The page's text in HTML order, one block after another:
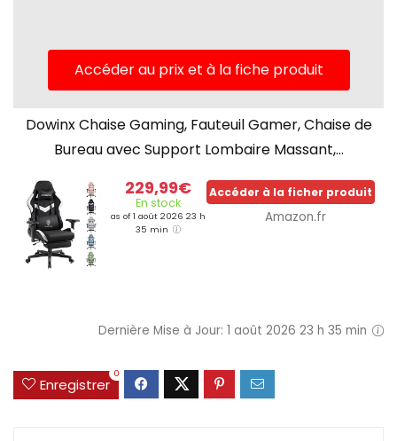
Accéder au prix et à la fiche produit
Dowinx Chaise Gaming, Fauteuil Gamer, Chaise de
Bureau avec Support Lombaire Massant,...
229,99€
En stock
as of 1 août 2026 23 h
35 min
Accéder à la ficher produit
Amazon.fr
Dernière Mise à Jour: 1 août 2026 23 h 35 min
Enregistrer
0